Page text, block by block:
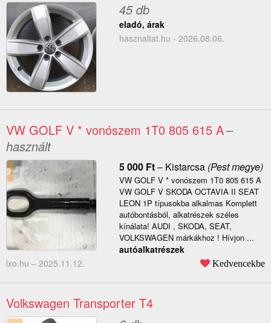
45 db
eladó, árak
hasznaltat.hu - 2026.08.06.
VW GOLF V * vonószem 1T0 805 615 A–
használt
5 000 Ft– Kistarcsa(Pest megye)
VW GOLF V * vonószem 1T0 805 615 A
VW GOLF V SKODA OCTAVIA II SEAT
LEON 1P típusokba alkalmas Komplett
autóbontásból, alkatrészek széles
kínálata! AUDI , SKODA, SEAT,
VOLKSWAGEN márkákhoz ! Hívjon ...
autóalkatrészek
lxo.hu – 2025.11.12. Kedvencekbe
Volkswagen Transporter T4